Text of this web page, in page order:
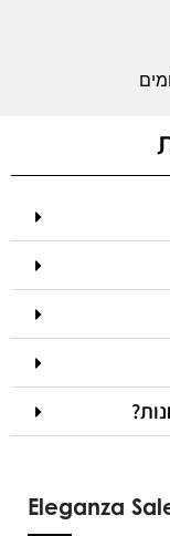
Eleganza